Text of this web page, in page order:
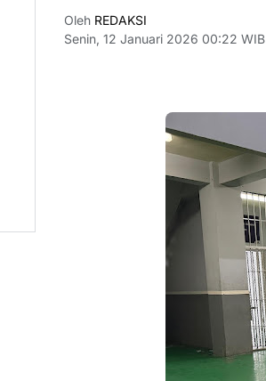
Oleh REDAKSI
Senin, 12 Januari 2026 00:22 WIB